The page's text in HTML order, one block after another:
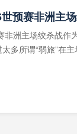
预赛非洲主
非洲主场绞杀战作
多所谓“弱旅”在